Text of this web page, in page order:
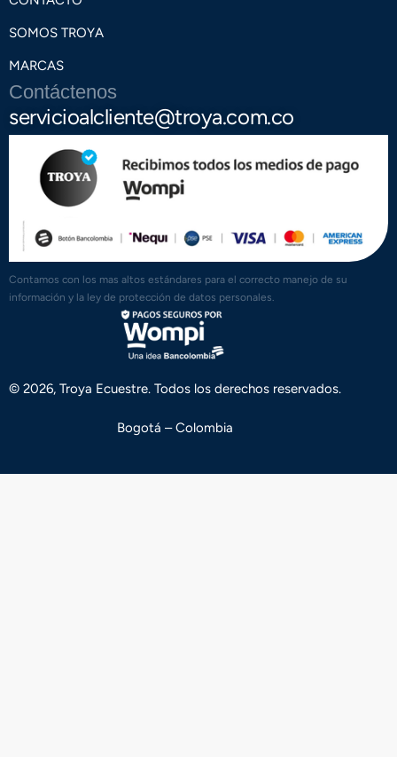
SOMOS TROYA
MARCAS
Contáctenos
servicioalcliente@troya.com.co
Contamos con los mas altos estándares para el correcto manejo de su
información y la ley de protección de datos personales.
© 2026, Troya Ecuestre. Todos los derechos reservados.
Bogotá – Colombia